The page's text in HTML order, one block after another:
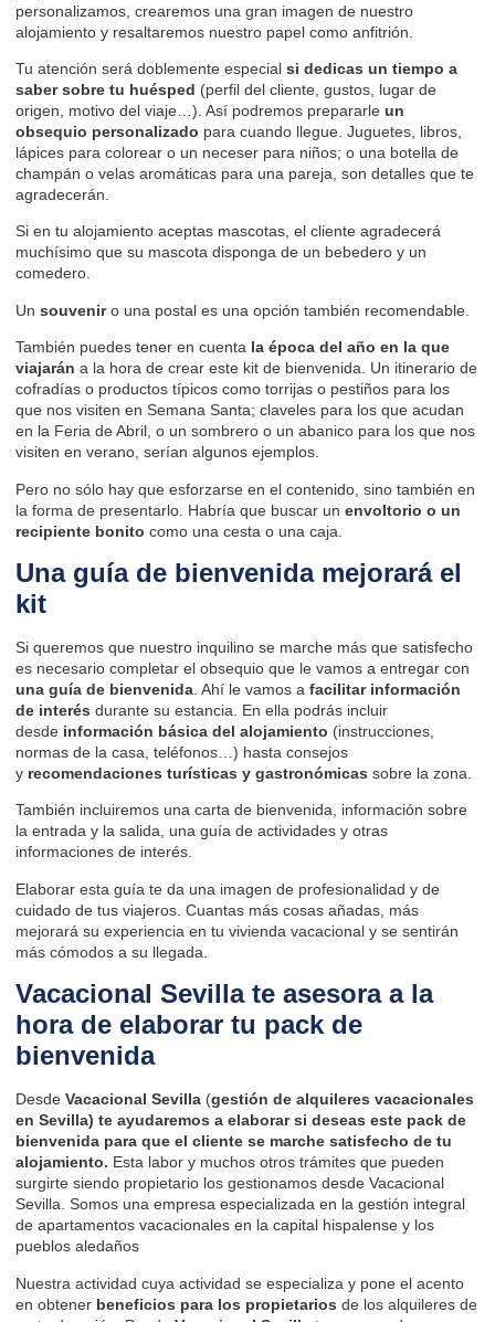
personalizamos, crearemos una gran imagen de nuestro
alojamiento y resaltaremos nuestro papel como anfitrión.
Tu atención será doblemente especial si dedicas un tiempo a
saber sobre tu huésped (perfil del cliente, gustos, lugar de
origen, motivo del viaje…). Así podremos prepararle un
obsequio personalizado para cuando llegue. Juguetes, libros,
lápices para colorear o un neceser para niños; o una botella de
champán o velas aromáticas para una pareja, son detalles que te
agradecerán.
Si en tu alojamiento aceptas mascotas, el cliente agradecerá
muchísimo que su mascota disponga de un bebedero y un
comedero.
Un souveniro una postal es una opción también recomendable.
También puedes tener en cuenta la época del año en la que
viajarán a la hora de crear este kit de bienvenida. Un itinerario de
cofradías o productos típicos como torrijas o pestiños para los
que nos visiten en Semana Santa; claveles para los que acudan
en la Feria de Abril, o un sombrero o un abanico para los que nos
visiten en verano, serían algunos ejemplos.
Pero no sólo hay que esforzarse en el contenido, sino también en
la forma de presentarlo. Habría que buscar un envoltorio o un
recipiente bonito como una cesta o una caja.
Una guía de bienvenida mejorará el
kit
Si queremos que nuestro inquilino se marche más que satisfecho
es necesario completar el obsequio que le vamos a entregar con
una guía de bienvenida . Ahí le vamos a facilitar información
de interés durante su estancia. En ella podrás incluir
desde información básica del alojamiento (instrucciones,
normas de la casa, teléfonos…) hasta consejos
y recomendaciones turísticas y gastronómicas sobre la zona.
También incluiremos una carta de bienvenida, información sobre
la entrada y la salida, una guía de actividades y otras
informaciones de interés.
Elaborar esta guía te da una imagen de profesionalidad y de
cuidado de tus viajeros. Cuantas más cosas añadas, más
mejorará su experiencia en tu vivienda vacacional y se sentirán
más cómodos a su llegada.
Vacacional Sevilla te asesora a la
hora de elaborar tu pack de
bienvenida
Desde Vacacional Sevilla (gestión de alquileres vacacionales
en Sevilla) te ayudaremos a elaborar si deseas este pack de
bienvenida para que el cliente se marche satisfecho de tu
alojamiento. Esta labor y muchos otros trámites que pueden
surgirte siendo propietario los gestionamos desde Vacacional
Sevilla. Somos una empresa especializada en la gestión integral
de apartamentos vacacionales en la capital hispalense y los
pueblos aledaños
Nuestra actividad cuya actividad se especializa y pone el acento
en obtener beneficios para los propietarios de los alquileres de